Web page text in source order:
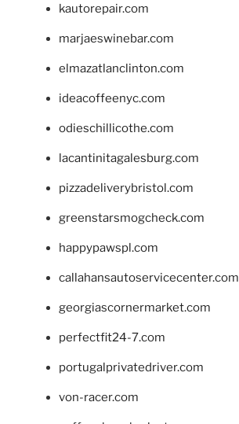
kautorepair.com
marjaeswinebar.com
elmazatlanclinton.com
ideacoffeenyc.com
odieschillicothe.com
lacantinitagalesburg.com
pizzadeliverybristol.com
greenstarsmogcheck.com
happypawspl.com
callahansautoservicecenter.com
georgiascornermarket.com
perfectfit24-7.com
portugalprivatedriver.com
von-racer.com